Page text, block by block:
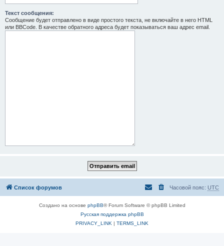
Текст сообщения:
Сообщение будет отправлено в виде простого текста, не включайте в него HTML
или BBCode. В качестве обратного адреса будет показываться ваш адрес email.
Список форумов Часовой пояс: UTC
Создано на основе phpBB® Forum Software © phpBB Limited
Русская поддержка phpBB
PRIVACY_LINK | TERMS_LINK